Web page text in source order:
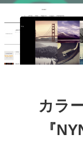
カラ
『